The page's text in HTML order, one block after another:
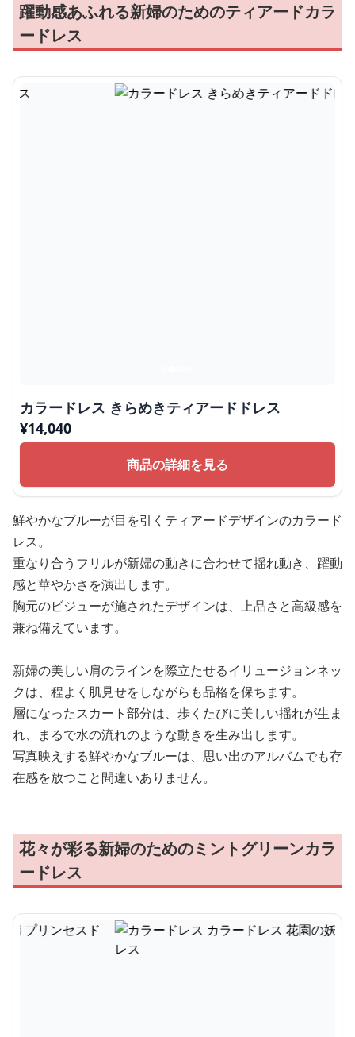
躍動感あふれる新婦のためのティアードカラ
ードレス
カラードレス きらめきティアードドレス
¥14,040
商品の詳細を見る
鮮やかなブルーが目を引くティアードデザインのカラード
レス。
重なり合うフリルが新婦の動きに合わせて揺れ動き、躍動
感と華やかさを演出します。
胸元のビジューが施されたデザインは、上品さと高級感を
兼ね備えています。
新婦の美しい肩のラインを際立たせるイリュージョンネッ
クは、程よく肌見せをしながらも品格を保ちます。
層になったスカート部分は、歩くたびに美しい揺れが生ま
れ、まるで水の流れのような動きを生み出します。
写真映えする鮮やかなブルーは、思い出のアルバムでも存
在感を放つこと間違いありません。
花々が彩る新婦のためのミントグリーンカラ
ードレス